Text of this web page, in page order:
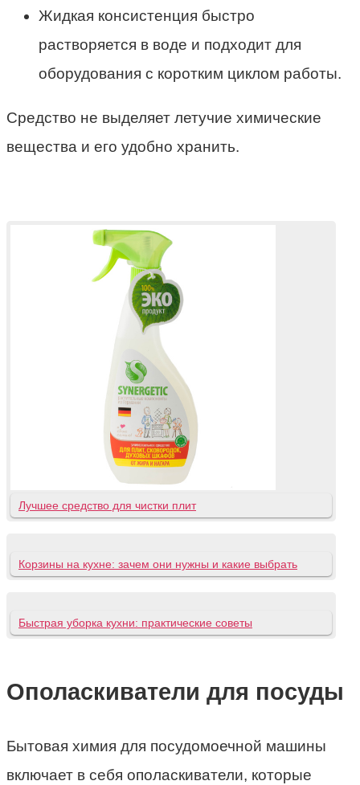
Жидкая консистенция быстро
растворяется в воде и подходит для
оборудования с коротким циклом работы.
Средство не выделяет летучие химические
вещества и его удобно хранить.
Лучшее средство для чистки плит
Корзины на кухне: зачем они нужны и какие выбрать
Быстрая уборка кухни: практические советы
Ополаскиватели для посуды
Бытовая химия для посудомоечной машины
включает в себя ополаскиватели, которые